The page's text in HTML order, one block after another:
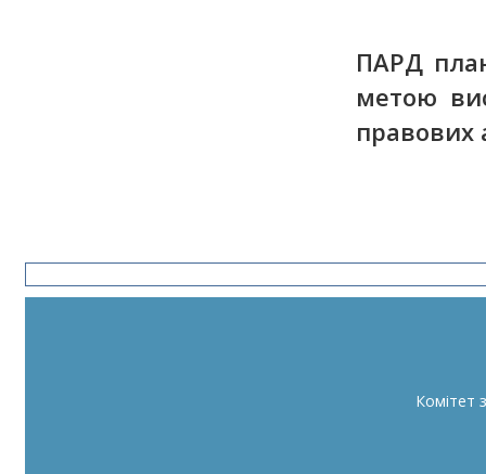
ПАРД
метою
правових
Комітет